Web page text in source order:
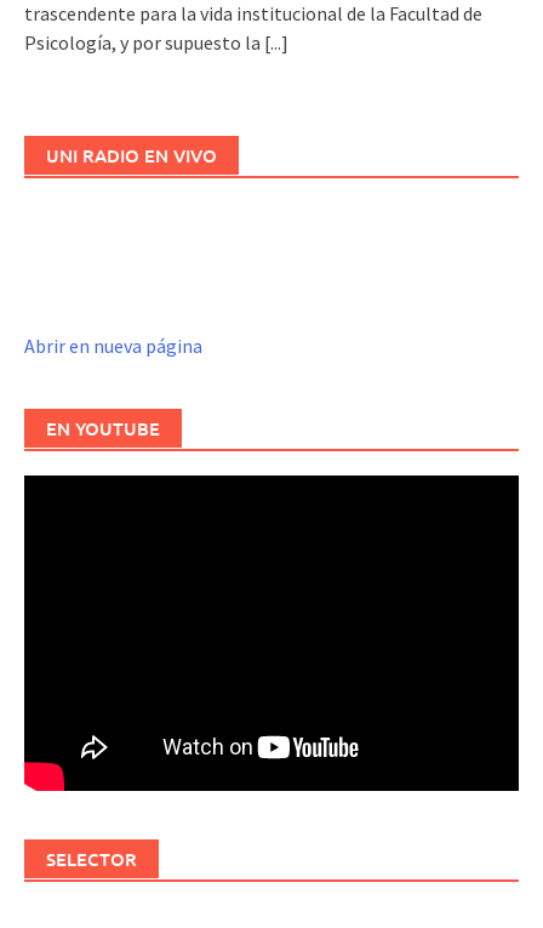
trascendente para la vida institucional de la Facultad de
Psicología, y por supuesto la [...]
UNI RADIO EN VIVO
Abrir en nueva página
EN YOUTUBE
SELECTOR